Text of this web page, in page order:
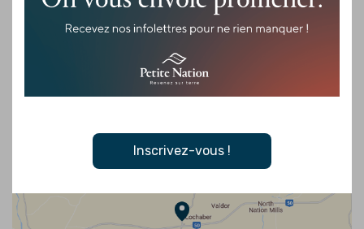
Inscrivez-vous !